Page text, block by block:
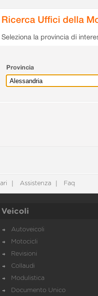
Ricerca Uffici della
Seleziona la provincia di
Provincia
Assistenza Faq
Veicoli
Autoveicoli
Motocicli
Revisioni
Collaudi
Modulistica
Documento Unico